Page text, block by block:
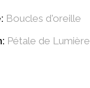
Boucles d'oreille
Pétale de Lumière